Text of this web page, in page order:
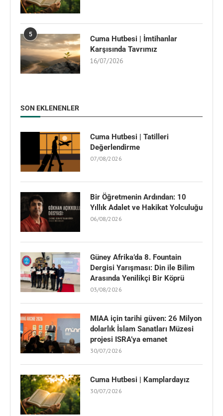
5
Cuma Hutbesi | İmtihanlar
Karşısında Tavrımız
16/07/2026
SON EKLENENLER
Cuma Hutbesi | Tatilleri
Değerlendirme
07/08/2026
Bir Öğretmenin Ardından: 10
Yıllık Adalet ve Hakikat Yolculuğu
06/08/2026
Güney Afrika’da 8. Fountain
Dergisi Yarışması: Din ile Bilim
Arasında Yenilikçi Bir Köprü
03/08/2026
MIAA için tarihi güven: 26 Milyon
dolarlık İslam Sanatları Müzesi
projesi ISRA’ya emanet
30/07/2026
Cuma Hutbesi | Kamplardayız
30/07/2026